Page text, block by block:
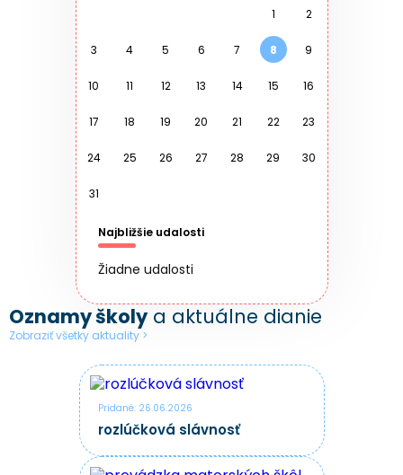
Oznamy školy a aktuálne dianie
Zobraziť všetky aktuality >
Pridané: 26.06.2026
rozlúčková slávnosť
1 2
3 4 5 6 7 8 9
10 11 12 13 14 15 16
17 18 19 20 21 22 23
24 25 26 27 28 29 30
31
Najbližšie udalosti
Žiadne udalosti